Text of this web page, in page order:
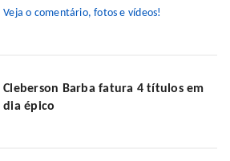
Veja o comentário, fotos e vídeos!
Cleberson Barba fatura 4 títulos em
dia épico